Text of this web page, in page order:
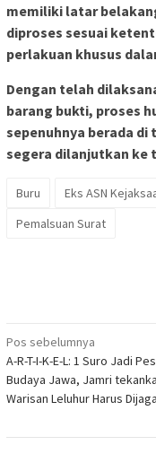
memiliki latar
diproses sesuai
perlakuan khusus
Dengan telah
barang bukti, proses
sepenuhnya berada
segera dilanjutkan ke
Buru Eks ASN
Pemalsuan Surat
Navigasi
pos
Pos sebelumnya
A-R-T-I-K-E-L: 1 Suro Jadi
Budaya Jawa, Jamri
Warisan Leluhur Harus Dijaga